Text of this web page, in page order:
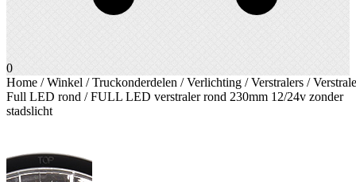
0
Home /Winkel /Truckonderdelen /Verlichting /Verstralers /
Full LED rond / FULL LED verstraler rond 230mm 12/24v zonder
stadslicht